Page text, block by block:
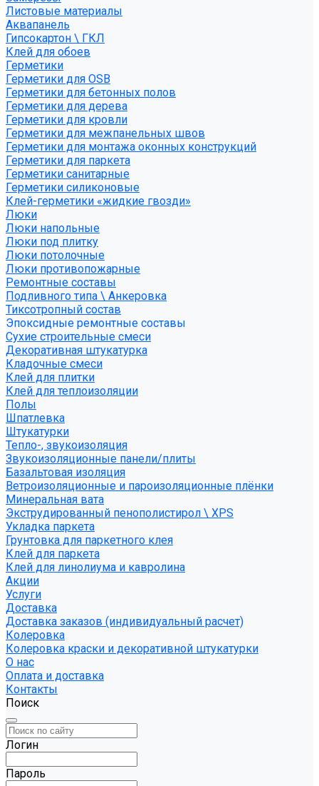
Листовые материалы
Аквапанель
Гипсокартон \ ГКЛ
Клей для обоев
Герметики
Герметики для OSB
Герметики для бетонных полов
Герметики для дерева
Герметики для кровли
Герметики для межпанельных швов
Герметики для монтажа оконных конструкций
Герметики для паркета
Герметики санитарные
Герметики силиконовые
Клей-герметики «жидкие гвозди»
Люки
Люки напольные
Люки под плитку
Люки потолочные
Люки противопожарные
Ремонтные составы
Подливного типа \ Анкеровка
Тиксотропный состав
Эпоксидные ремонтные составы
Сухие строительные смеси
Декоративная штукатурка
Кладочные смеси
Клей для плитки
Клей для теплоизоляции
Полы
Шпатлевка
Штукатурки
Тепло-, звукоизоляция
Звукоизоляционные панели/плиты
Базальтовая изоляция
Ветроизоляционные и пароизоляционные плёнки
Минеральная вата
Экструдированный пенополистирол \ XPS
Укладка паркета
Грунтовка для паркетного клея
Клей для паркета
Клей для линолиума и кавролина
Акции
Услуги
Доставка
Доставка заказов (индивидуальный расчет)
Колеровка
Колеровка краски и декоративной штукатурки
О нас
Оплата и доставка
Контакты
Поиск
Логин
Пароль